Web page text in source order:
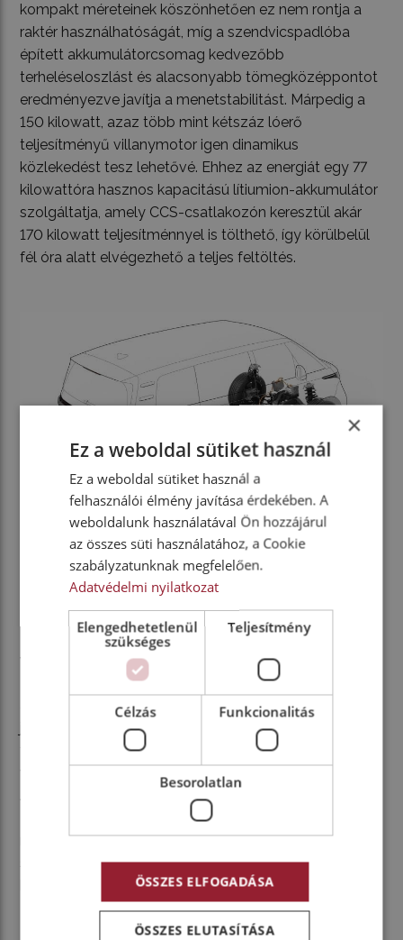
kompakt méreteinek köszönhetően ez nem rontja a
raktér használhatóságát, míg a szendvicspadlóba
épített akkumulátorcsomag kedvezőbb
terheléseloszlást és alacsonyabb tömegközéppontot
eredményezve javítja a menetstabilitást. Márpedig a
150 kilowatt, azaz több mint kétszáz lóerő
teljesítményű villanymotor igen dinamikus
közlekedést tesz lehetővé. Ehhez az energiát egy 77
kilowattóra hasznos kapacitású lítiumion-akkumulátor
szolgáltatja, amely CCS-csatlakozón keresztül akár
170 kilowatt teljesítménnyel is tölthető, így körülbelül
fél óra alatt elvégezhető a teljes feltöltés.
Korszerű segédrendszerek
Az MEB-platform az ID. személyautókból már
ismert korszerű szoftvereket és
vezetéstámogató rendszereket is magával
az ID. Buzz Cargo típusba. Ezáltal
alapfelszerelése a Car2X, amely a közelben haladó
járművektől, illetve az infrastruktúrától kapott adatok
felhasználásával előre figyelmezteti a vezetőt a
veszélyhelyzetekre. További szériafelszerelése a Front
Assist automatikus vészfékrendszer, míg extraként
Lane Assist aktív sávtartó, részleges önvezetést
nyújtó Travel Assist with swarm data, autópályás
sávváltásokat támogató asszisztens és automatikus
beparkolást kínáló Memory Function is rendelhető.
×
Ez a weboldal sütiket használ
Ez a weboldal sütiket használ a
felhasználói élmény javítása érdekében. A
weboldalunk használatával Ön hozzájárul
az összes süti használatához, a Cookie
szabályzatunknak megfelelően.
Adatvédelmi nyilatkozat
Elengedhetetlenül
szükséges
Teljesítmény
Célzás Funkcionalitás
Besorolatlan
ÖSSZES ELFOGADÁSA
ÖSSZES ELUTASÍTÁSA